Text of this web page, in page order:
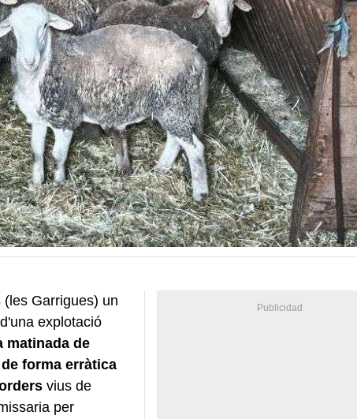
(les Garrigues) un
d'una explotació
matinada de
forma erràtica
vius de
per